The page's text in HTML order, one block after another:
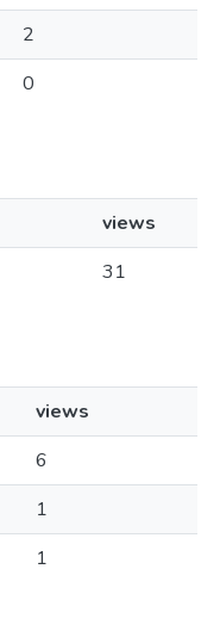
2
0
views
31
views
6
1
1